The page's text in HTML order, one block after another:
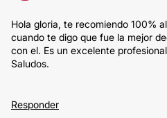
Hola gloria, te recomiendo 100%
cuando te digo que fue la mejor
con el. Es un excelente
Saludos.
Responder